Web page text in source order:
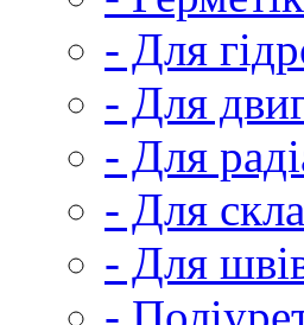
- Для
- Для
- Для
- Для
- Для